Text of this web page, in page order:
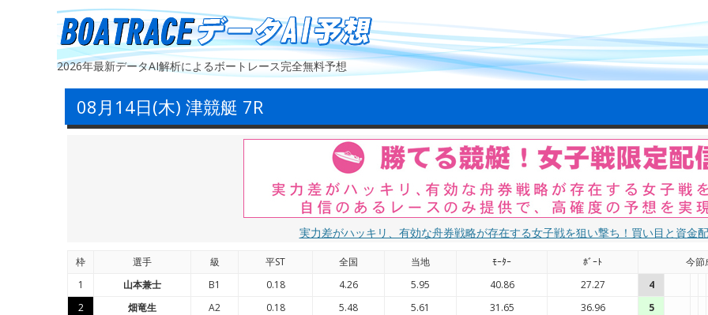
2026年最新データAI解析によるボートレース完全無料予想
08月14日(木) 津競艇 7R
実力差がハッキリ、有効な舟券戦略が存在する女子戦を狙い撃ち！買い目と資金
枠 選手 級 平ST 全国 当地 ﾓｰﾀｰ ﾎﾞｰﾄ 今節
1
山本兼士 B1 0.18 4.26 5.95 40.86 27.27 4
2
畑竜生 A2 0.18 5.48 5.61 31.65 36.96 5